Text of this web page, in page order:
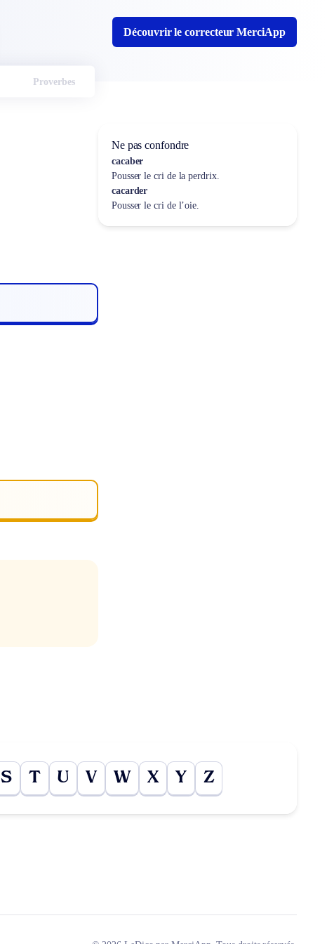
Découvrir le correcteur MerciApp
Proverbes
Ne pas confondre
cacaber
Pousser le cri de la perdrix.
cacarder
Pousser le cri de l’oie.
S T U V W X Y Z